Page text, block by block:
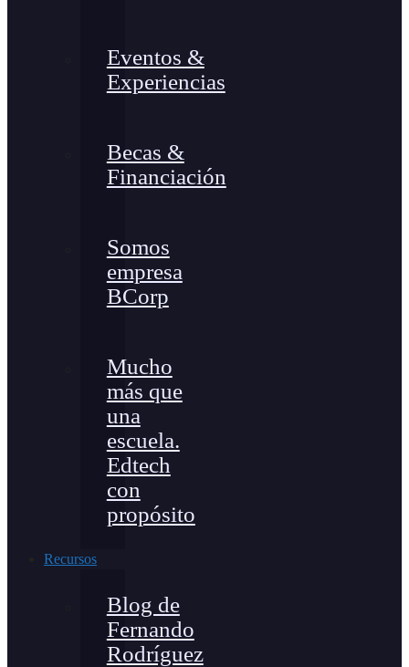
Eventos &
Experiencias
Becas &
Financiación
Somos
empresa
BCorp
Mucho
más que
una
escuela.
Edtech
con
propósito
Recursos
Blog de
Fernando
Rodríguez